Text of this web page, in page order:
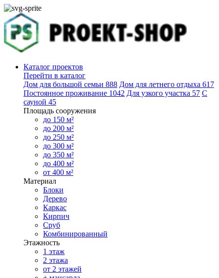
Каталог проектов
Перейти в каталог
Дом для большой семьи 888 Дом для летнего отдыха 617
Постоянное проживание 1042 Для узкого участка 57 С
сауной 45
Площадь сооружения
до 150 м²
до 200 м²
до 250 м²
до 300 м²
до 350 м²
до 400 м²
от 400 м²
Материал
Блоки
Дерево
Каркас
Кирпич
Сруб
Комбинированный
Этажность
1 этаж
2 этажа
от 2 этажей